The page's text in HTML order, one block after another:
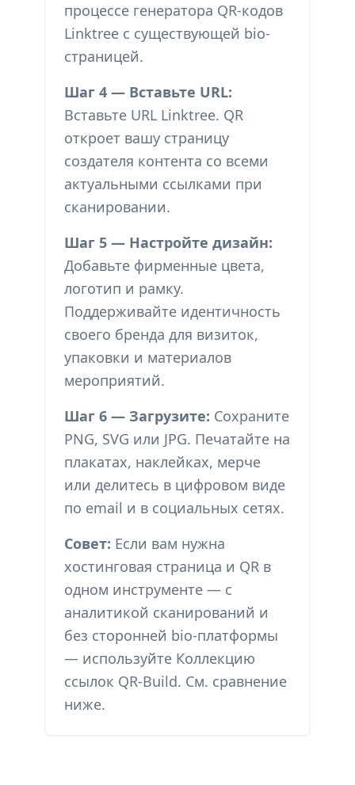
процессе генератора QR-кодов
Linktree с существующей bio-
страницей.
Шаг 4 — Вставьте URL:
Вставьте URL Linktree. QR
откроет вашу страницу
создателя контента со всеми
актуальными ссылками при
сканировании.
Шаг 5 — Настройте дизайн:
Добавьте фирменные цвета,
логотип и рамку.
Поддерживайте идентичность
своего бренда для визиток,
упаковки и материалов
мероприятий.
Шаг 6 — Загрузите: Сохраните
PNG, SVG или JPG. Печатайте на
плакатах, наклейках, мерче
или делитесь в цифровом виде
по email и в социальных сетях.
Совет: Если вам нужна
хостинговая страница и QR в
одном инструменте — с
аналитикой сканирований и
без сторонней bio-платформы
— используйте Коллекцию
ссылок QR-Build. См. сравнение
ниже.